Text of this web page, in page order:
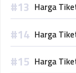
Harga
Harga
Harga